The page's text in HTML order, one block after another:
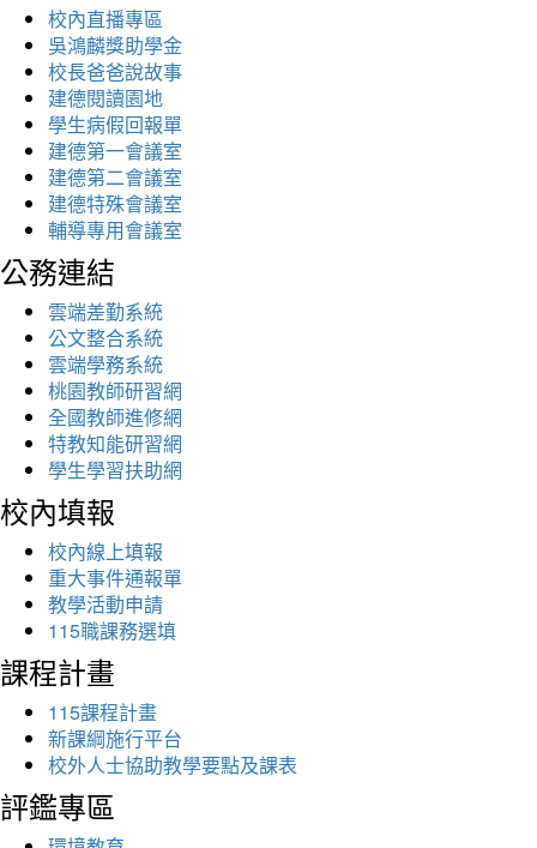
校內直播專區
吳鴻麟獎助學金
校長爸爸說故事
建德閱讀園地
學生病假回報單
建德第一會議室
建德第二會議室
建德特殊會議室
輔導專用會議室
公務連結
雲端差勤系統
公文整合系統
雲端學務系統
桃園教師研習網
全國教師進修網
特教知能研習網
學生學習扶助網
校內填報
校內線上填報
重大事件通報單
教學活動申請
115職課務選填
課程計畫
115課程計畫
新課綱施行平台
校外人士協助教學要點及課表
評鑑專區